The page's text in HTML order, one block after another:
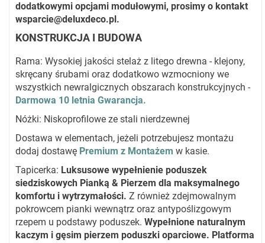
dodatkowymi opcjami modułowymi, prosimy o kontakt
wsparcie@deluxdeco.pl .
KONSTRUKCJA I BUDOWA
Rama: Wysokiej jakości stelaż z litego drewna - klejony,
skręcany śrubami oraz dodatkowo wzmocniony we
wszystkich newralgicznych obszarach konstrukcyjnych -
Darmowa 10 letnia Gwarancja.
Nóżki: Niskoprofilowe ze stali nierdzewnej
Dostawa w elementach, jeżeli potrzebujesz montażu
dodaj dostawę Premium z Montażem w kasie.
Tapicerka: Luksusowe wypełnienie poduszek
siedziskowych Pianką & Pierzem dla maksymalnego
komfortu i wytrzymałości. Z również zdejmowalnym
pokrowcem pianki wewnątrz oraz antypoślizgowym
rzepem u podstawy poduszek. Wypełnione naturalnym
kaczym i gęsim pierzem poduszki oparciowe. Platforma